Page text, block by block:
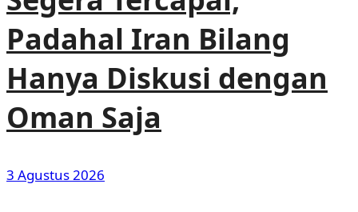
Padahal Iran Bilang
Hanya Diskusi dengan
Oman Saja
3 Agustus 2026